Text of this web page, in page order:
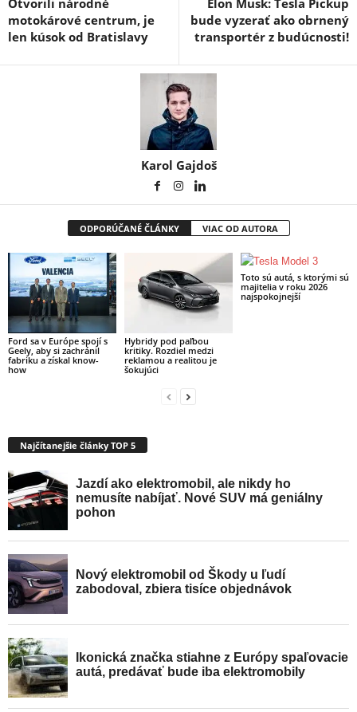
motokárové centrum, je
len kúsok od Bratislavy
bude vyzerať ako obrnený
transportér z budúcnosti!
Karol Gajdoš
ODPORÚČANÉ ČLÁNKY VIAC OD AUTORA
Ford sa v Európe spojí s
Geely, aby si zachránil
fabriku a získal know-
how
Hybridy pod paľbou
kritiky. Rozdiel medzi
reklamou a realitou je
šokujúci
Toto sú autá, s ktorými sú
majitelia v roku 2026
najspokojnejší
Najčítanejšie články TOP 5